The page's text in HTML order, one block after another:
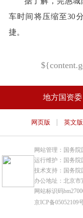
车时间将压缩至30
捷。
地方国资委
网页版 | 英文版
网站管理：国务院
运行维护：国务院
技术支持：国务院
办公地址：北京
网站标识码
京ICP备05052109